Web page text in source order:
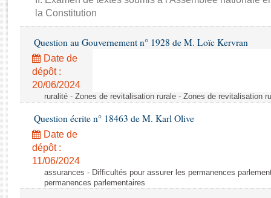
Rapports d'enquête
Rapports législatifs
Baromètre de l’application des lois
Dossiers législatifs
Budget et sécurité sociale
la Constitution
Question au Gouvernement n° 1928 de M. Loïc Kervran
Date de
dépôt :
20/06/2024
ruralité - Zones de revitalisation rurale - Zones de revitalisation
Question écrite n° 18463 de M. Karl Olive
Date de
dépôt :
11/06/2024
assurances - Difficultés pour assurer les permanences
permanences parlementaires